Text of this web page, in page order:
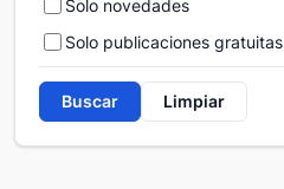
Solo novedades
Solo publicaciones gratuitas
Buscar Limpiar